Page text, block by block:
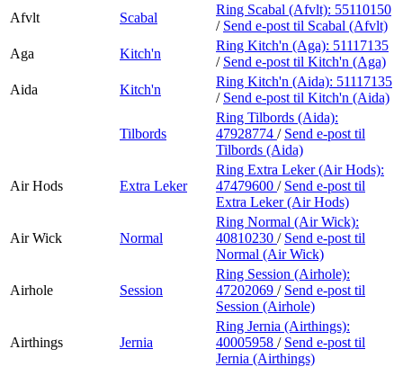
Afvlt
Scabal
Ring Scabal (Afvlt): 55110150
/ Send e-post til Scabal (Afvlt)
Aga
Kitch'n
Ring Kitch'n (Aga): 51117135
/ Send e-post til Kitch'n (Aga)
Aida
Kitch'n
Ring Kitch'n (Aida): 51117135
/ Send e-post til Kitch'n (Aida)
Tilbords
Ring Tilbords (Aida):
47928774 / Send e-post til
Tilbords (Aida)
Air Hods Extra Leker
Ring Extra Leker (Air Hods):
47479600 / Send e-post til
Extra Leker (Air Hods)
Air Wick Normal
Ring Normal (Air Wick):
40810230 / Send e-post til
Normal (Air Wick)
Airhole Session
Ring Session (Airhole):
47202069 / Send e-post til
Session (Airhole)
Airthings Jernia
Ring Jernia (Airthings):
40005958 / Send e-post til
Jernia (Airthings)